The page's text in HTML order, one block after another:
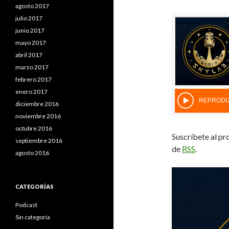
Suscríbete al
de RSS.
agosto 2017
julio 2017
junio 2017
mayo 2017
abril 2017
marzo 2017
febrero 2017
enero 2017
diciembre 2016
noviembre 2016
octubre 2016
septiembre 2016
agosto 2016
CATEGORÍAS
Podcast
Sin categoría